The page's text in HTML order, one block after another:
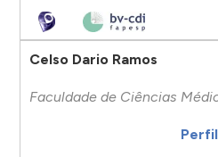
Celso Dario Ramos
Faculdade de Ciências
Perfil